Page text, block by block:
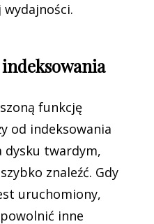
funkcję
od indeksowania
twardym,
znaleźć. Gdy
uruchomiony,
inne